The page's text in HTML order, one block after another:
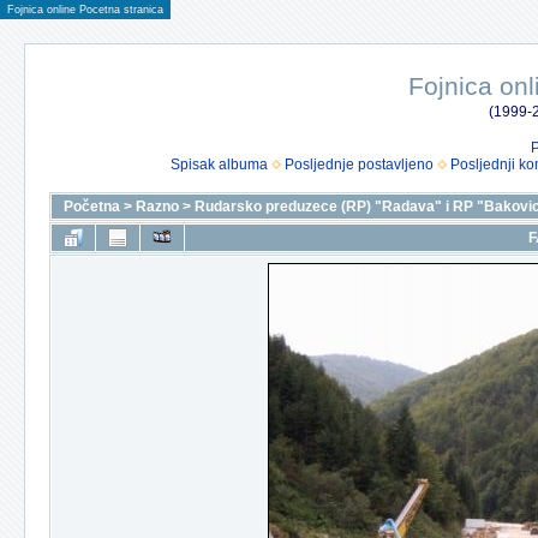
Fojnica online Pocetna stranica
Fojnica
(1999-
Spisak albuma
Posljednje postavljeno Posljednji
Početna > Razno > Rudarsko preduzece (RP) "Radava" i RP